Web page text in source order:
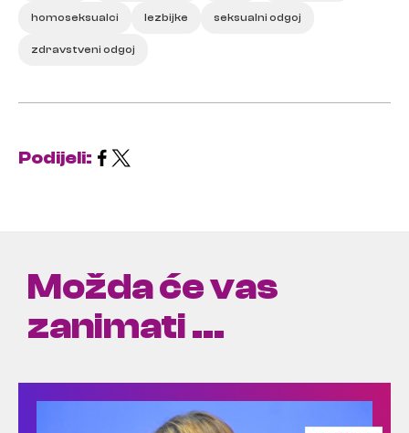
homoseksualci lezbijke seksualni odgoj
zdravstveni odgoj
Podijeli:
Možda će vas
zanimati ...